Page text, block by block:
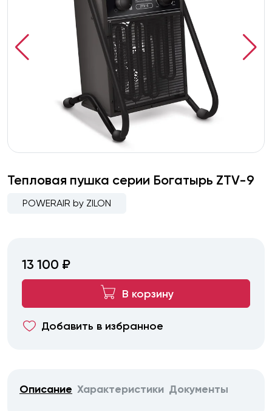
Тепловая пушка серии Богатырь ZTV-9
POWERAIR by ZILON
13 100 ₽
В корзину
Добавить в избранное
Описание Характеристики Документы